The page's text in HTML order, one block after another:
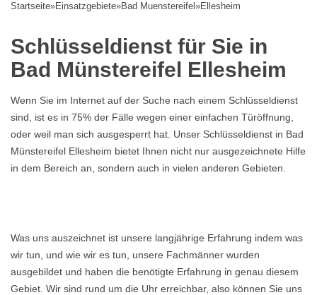
Startseite»Einsatzgebiete»Bad Muenstereifel »Ellesheim
Schlüsseldienst für Sie in
Bad Münstereifel Ellesheim
Wenn Sie im Internet auf der Suche nach einem Schlüsseldienst
sind, ist es in 75% der Fälle wegen einer einfachen Türöffnung,
oder weil man sich ausgesperrt hat. Unser Schlüsseldienst in Bad
Münstereifel Ellesheim bietet Ihnen nicht nur ausgezeichnete Hilfe
in dem Bereich an, sondern auch in vielen anderen Gebieten.
Was uns auszeichnet ist unsere langjährige Erfahrung indem was
wir tun, und wie wir es tun, unsere Fachmänner wurden
ausgebildet und haben die benötigte Erfahrung in genau diesem
Gebiet. Wir sind rund um die Uhr erreichbar, also können Sie uns